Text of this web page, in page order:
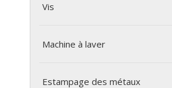
Vis
Machine à laver
Estampage des métaux